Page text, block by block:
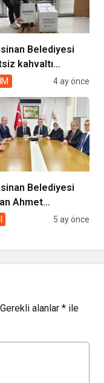
Belediyesi
kahvaltı
projesi
4 ay önce
Belediyesi
Ahmet
ile
5 ay önce
Gerekli alanlar * ile